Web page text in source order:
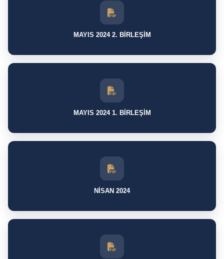
MAYIS 2024 2. BİRLEŞİM
MAYIS 2024 1. BİRLEŞİM
NİSAN 2024